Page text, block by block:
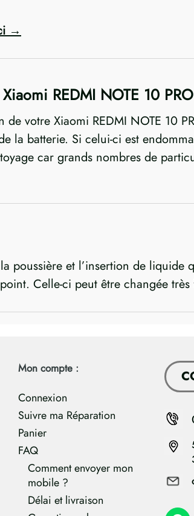
REDMI NOTE 10
votre Xiaomi REDMI NOTE 10
la batterie. Si celui-ci est
car grands nombres de
poussière et l’insertion de liquide
Celle-ci peut être changée
Mon compte :
Connexion
Suivre ma Réparation
Panier
FAQ
Comment envoyer mon
mobile ?
Délai et livraison